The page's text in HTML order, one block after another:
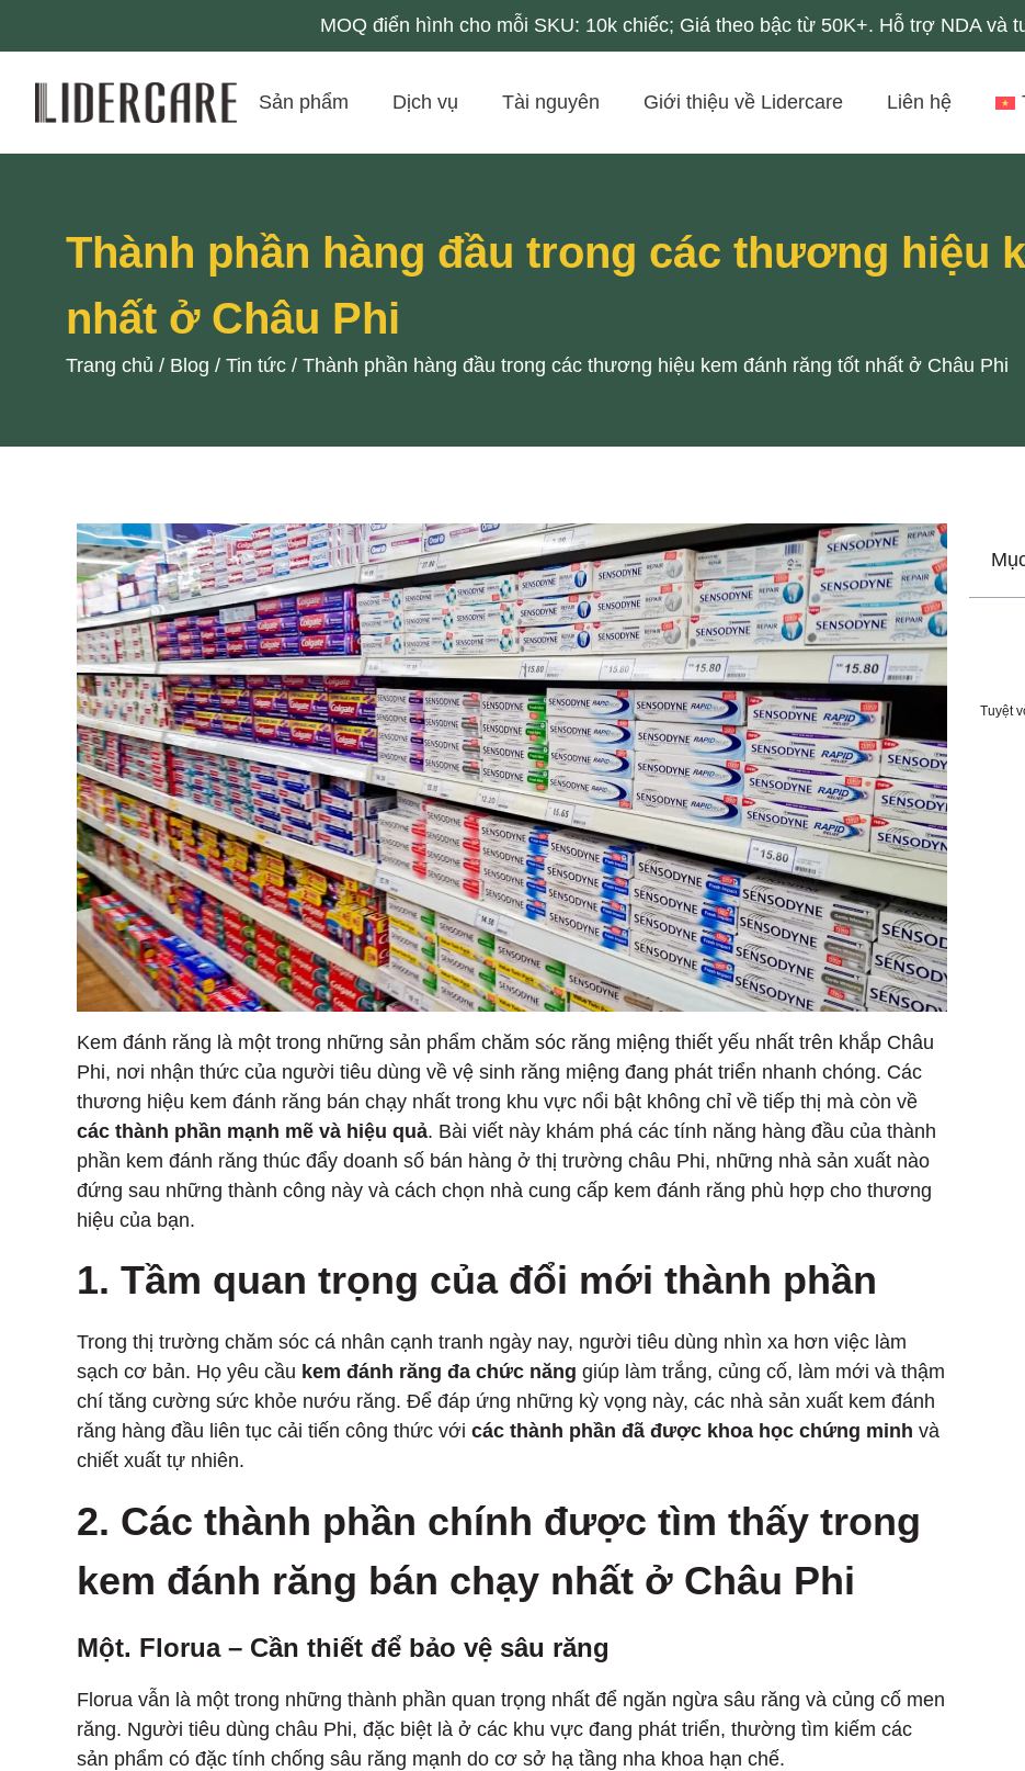
MOQ điển hình cho mỗi SKU: 10k chiếc; Giá theo bậc từ 50K+. Hỗ trợ NDA và
Sản phẩm Dịch vụ Tài nguyên Giới thiệu về Lidercare Liên hệ
Thành phần hàng đầu trong các thương hiệu
nhất ở Châu Phi
Trang chủ / Blog / Tin tức / Thành phần hàng đầu trong các thương hiệu kem đánh răng tốt nhất ở Châu Phi
Kem đánh răng là một trong những sản phẩm chăm sóc răng miệng thiết yếu nhất trên khắp Châu
Phi, nơi nhận thức của người tiêu dùng về vệ sinh răng miệng đang phát triển nhanh chóng. Các
thương hiệu kem đánh răng bán chạy nhất trong khu vực nổi bật không chỉ về tiếp thị mà còn về
các thành phần mạnh mẽ và hiệu quả. Bài viết này khám phá các tính năng hàng đầu của thành
phần kem đánh răng thúc đẩy doanh số bán hàng ở thị trường châu Phi, những nhà sản xuất nào
đứng sau những thành công này và cách chọn nhà cung cấp kem đánh răng phù hợp cho thương
hiệu của bạn.
1. Tầm quan trọng của đổi mới thành phần
Trong thị trường chăm sóc cá nhân cạnh tranh ngày nay, người tiêu dùng nhìn xa hơn việc làm
sạch cơ bản. Họ yêu cầu kem đánh răng đa chức năng giúp làm trắng, củng cố, làm mới và thậm
chí tăng cường sức khỏe nướu răng. Để đáp ứng những kỳ vọng này, các nhà sản xuất kem đánh
răng hàng đầu liên tục cải tiến công thức với các thành phần đã được khoa học chứng minh và
chiết xuất tự nhiên.
2. Các thành phần chính được tìm thấy trong
kem đánh răng bán chạy nhất ở Châu Phi
Một. Florua – Cần thiết để bảo vệ sâu răng
Florua vẫn là một trong những thành phần quan trọng nhất để ngăn ngừa sâu răng và củng cố men
răng. Người tiêu dùng châu Phi, đặc biệt là ở các khu vực đang phát triển, thường tìm kiếm các
sản phẩm có đặc tính chống sâu răng mạnh do cơ sở hạ tầng nha khoa hạn chế.
Tuyệt